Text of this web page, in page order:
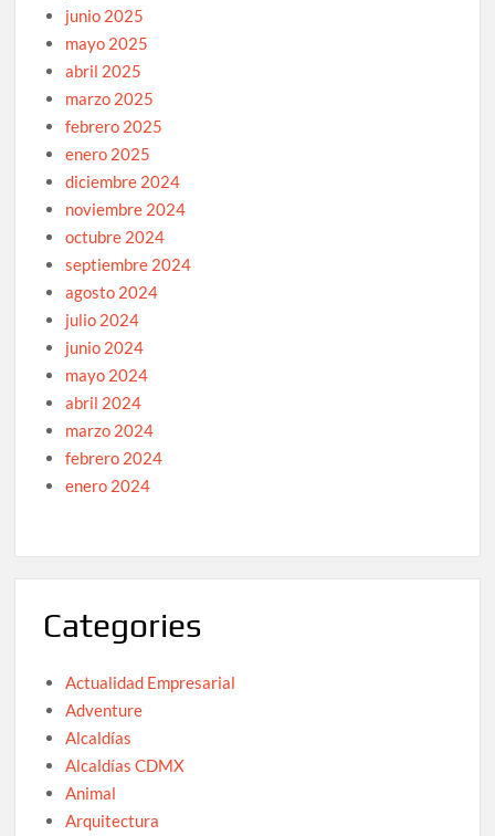
junio 2025
mayo 2025
abril 2025
marzo 2025
febrero 2025
enero 2025
diciembre 2024
noviembre 2024
octubre 2024
septiembre 2024
agosto 2024
julio 2024
junio 2024
mayo 2024
abril 2024
marzo 2024
febrero 2024
enero 2024
Categories
Actualidad Empresarial
Adventure
Alcaldías
Alcaldías CDMX
Animal
Arquitectura